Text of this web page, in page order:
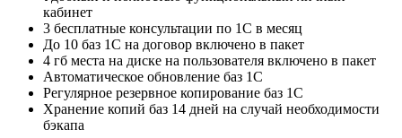
кабинет
3 бесплатные консультации по 1С в месяц
До 10 баз 1С на договор включено в пакет
4 гб места на диске на пользователя включено в пакет
Автоматическое обновление баз 1С
Регулярное резервное копирование баз 1С
Хранение копий баз 14 дней на случай необходимости
бэкапа